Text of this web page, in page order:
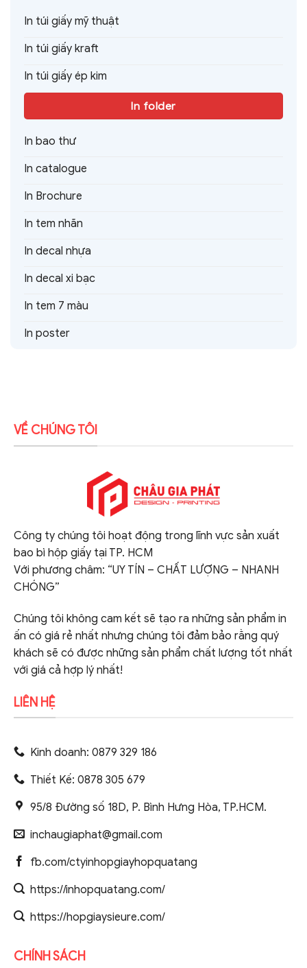
In túi giấy mỹ thuật
In túi giấy kraft
In túi giấy ép kim
In folder
In bao thư
In catalogue
In Brochure
In tem nhãn
In decal nhựa
In decal xi bạc
In tem 7 màu
In poster
VỀ CHÚNG TÔI
Công ty chúng tôi hoạt động trong lĩnh vực sản xuất
bao bì hộp giấy tại TP. HCM
Với phương châm: “UY TÍN – CHẤT LƯỢNG – NHANH
CHÓNG”
Chúng tôi không cam kết sẽ tạo ra những sản phẩm in
ấn có giá rẻ nhất nhưng chúng tôi đảm bảo rằng quý
khách sẽ có được những sản phẩm chất lượng tốt nhất
với giá cả hợp lý nhất!
LIÊN HỆ
Kinh doanh: 0879 329 186
Thiết Kế: 0878 305 679
95/8 Đường số 18D, P. Bình Hưng Hòa, TP.HCM.
inchaugiaphat@gmail.com
fb.com/ctyinhopgiayhopquatang
https://inhopquatang.com/
https://hopgiaysieure.com/
CHÍNH SÁCH